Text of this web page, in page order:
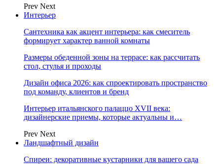
Prev Next
Интерьер
Сантехника как акцент интерьера: как смеситель
формирует характер ванной комнаты
Размеры обеденной зоны на террасе: как рассчитать
стол, стулья и проходы
Дизайн офиса 2026: как спроектировать пространство
под команду, клиентов и бренд
Интерьер итальянского палаццо XVII века:
дизайнерские приемы, которые актуальны и…
Prev Next
Ландшафтный дизайн
Спиреи: декоративные кустарники для вашего сада